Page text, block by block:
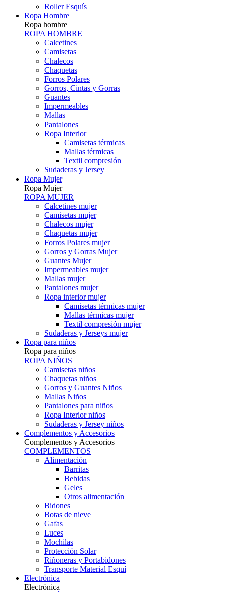
Roller Esquís
Ropa Hombre
Ropa hombre
ROPA HOMBRE
Calcetines
Camisetas
Chalecos
Chaquetas
Forros Polares
Gorros, Cintas y Gorras
Guantes
Impermeables
Mallas
Pantalones
Ropa Interior
Camisetas térmicas
Mallas térmicas
Textil compresión
Sudaderas y Jersey
Ropa Mujer
Ropa Mujer
ROPA MUJER
Calcetines mujer
Camisetas mujer
Chalecos mujer
Chaquetas mujer
Forros Polares mujer
Gorros y Gorras Mujer
Guantes Mujer
Impermeables mujer
Mallas mujer
Pantalones mujer
Ropa interior mujer
Camisetas térmicas mujer
Mallas térmicas mujer
Textil compresión mujer
Sudaderas y Jerseys mujer
Ropa para niños
Ropa para niños
ROPA NIÑOS
Camisetas niños
Chaquetas niños
Gorros y Guantes Niños
Mallas Niños
Pantalones para niños
Ropa Interior niños
Sudaderas y Jersey niños
Complementos y Accesorios
Complementos y Accesorios
COMPLEMENTOS
Alimentación
Barritas
Bebidas
Geles
Otros alimentación
Bidones
Botas de nieve
Gafas
Luces
Mochilas
Protección Solar
Riñoneras y Portabidones
Transporte Material Esquí
Electrónica
Electrónica